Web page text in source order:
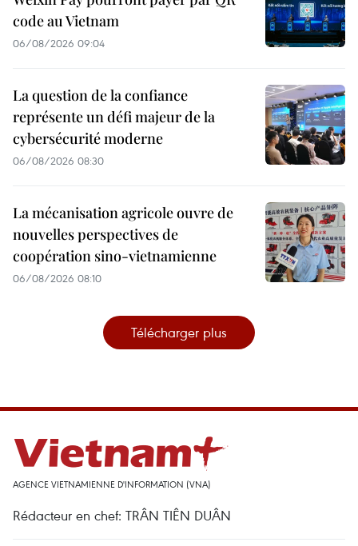
code au Vietnam
06/08/2026 09:04
La question de la confiance
représente un défi majeur de la
cybersécurité moderne
06/08/2026 08:30
La mécanisation agricole ouvre de
nouvelles perspectives de
coopération sino-vietnamienne
06/08/2026 08:10
Télécharger plus
AGENCE VIETNAMIENNE D'INFORMATION (VNA)
Rédacteur en chef: TRÂN TIÊN DUÂN